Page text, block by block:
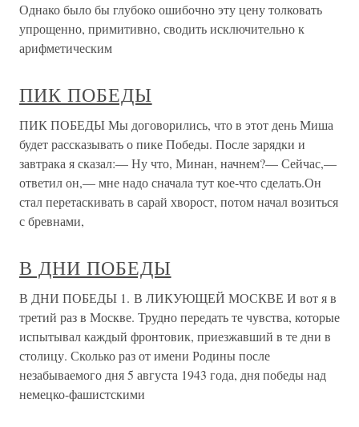
Однако было бы глубоко ошибочно эту цену толковать
упрощенно, примитивно, сводить исключительно к
арифметическим
ПИК ПОБЕДЫ
ПИК ПОБЕДЫ Мы договорились, что в этот день Миша
будет рассказывать о пике Победы. После зарядки и
завтрака я сказал:— Ну что, Минан, начнем?— Сейчас,—
ответил он,— мне надо сначала тут кое-что сделать.Он
стал перетаскивать в сарай хворост, потом начал возиться
с бревнами,
В ДНИ ПОБЕДЫ
В ДНИ ПОБЕДЫ 1. В ЛИКУЮЩЕЙ МОСКВЕ И вот я в
третий раз в Москве. Трудно передать те чувства, которые
испытывал каждый фронтовик, приезжавший в те дни в
столицу. Сколько раз от имени Родины после
незабываемого дня 5 августа 1943 года, дня победы над
немецко-фашистскими